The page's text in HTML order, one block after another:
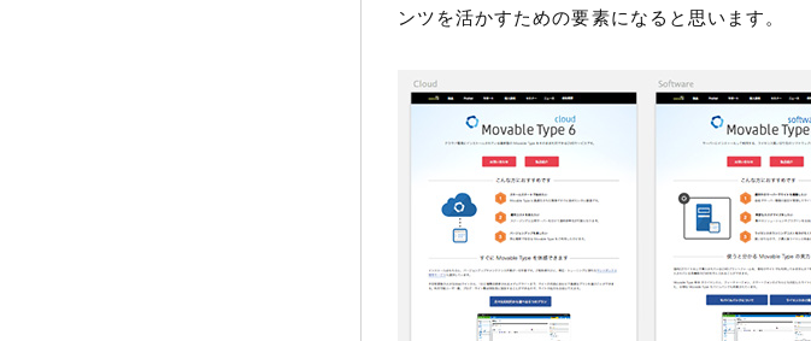
ンツを活かすための要素になると思います。